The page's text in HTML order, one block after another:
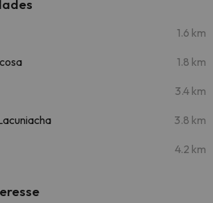
1.6 km
1.8 km
3.4 km
3.8 km
4.2 km